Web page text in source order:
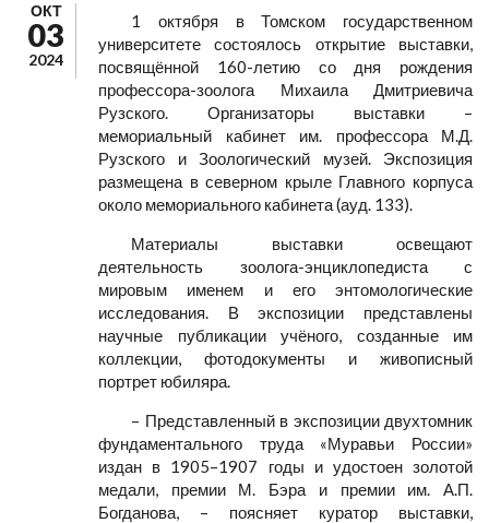
ОКТ
03
2024
1 октября в Томском государственном
университете состоялось открытие выставки,
посвящённой 160-летию со дня рождения
профессора-зоолога Михаила Дмитриевича
Рузского. Организаторы выставки –
мемориальный кабинет им. профессора М.Д.
Рузского и Зоологический музей. Экспозиция
размещена в северном крыле Главного корпуса
около мемориального кабинета (ауд. 133).
Материалы выставки освещают
деятельность зоолога-энциклопедиста с
мировым именем и его энтомологические
исследования. В экспозиции представлены
научные публикации учёного, созданные им
коллекции, фотодокументы и живописный
портрет юбиляра.
– Представленный в экспозиции двухтомник
фундаментального труда «Муравьи России»
издан в 1905–1907 годы и удостоен золотой
медали, премии М. Бэра и премии им. А.П.
Богданова, – поясняет куратор выставки,